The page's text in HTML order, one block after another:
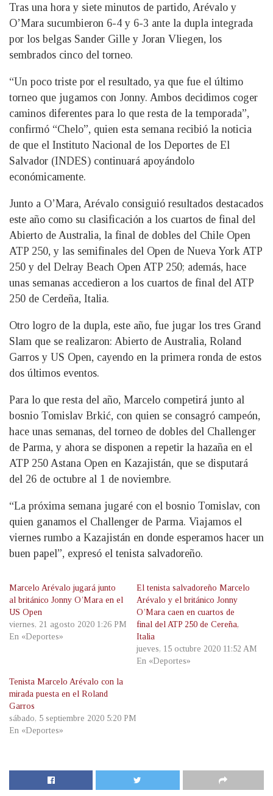
Tras una hora y siete minutos de partido, Arévalo y
O’Mara sucumbieron 6-4 y 6-3 ante la dupla integrada
por los belgas Sander Gille y Joran Vliegen, los
sembrados cinco del torneo.
“Un poco triste por el resultado, ya que fue el último
torneo que jugamos con Jonny. Ambos decidimos coger
caminos diferentes para lo que resta de la temporada”,
confirmó “Chelo”, quien esta semana recibió la noticia
de que el Instituto Nacional de los Deportes de El
Salvador (INDES) continuará apoyándolo
económicamente.
Junto a O’Mara, Arévalo consiguió resultados destacados
este año como su clasificación a los cuartos de final del
Abierto de Australia, la final de dobles del Chile Open
ATP 250, y las semifinales del Open de Nueva York ATP
250 y del Delray Beach Open ATP 250; además, hace
unas semanas accedieron a los cuartos de final del ATP
250 de Cerdeña, Italia.
Otro logro de la dupla, este año, fue jugar los tres Grand
Slam que se realizaron: Abierto de Australia, Roland
Garros y US Open, cayendo en la primera ronda de estos
dos últimos eventos.
Para lo que resta del año, Marcelo competirá junto al
bosnio Tomislav Brkić, con quien se consagró campeón,
hace unas semanas, del torneo de dobles del Challenger
de Parma, y ahora se disponen a repetir la hazaña en el
ATP 250 Astana Open en Kazajistán, que se disputará
del 26 de octubre al 1 de noviembre.
“La próxima semana jugaré con el bosnio Tomislav, con
quien ganamos el Challenger de Parma. Viajamos el
viernes rumbo a Kazajistán en donde esperamos hacer un
buen papel”, expresó el tenista salvadoreño.
Marcelo Arévalo jugará junto
al británico Jonny O’Mara en el
US Open
viernes, 21 agosto 2020 1:26 PM
En «Deportes»
El tenista salvadoreño Marcelo
Arévalo y el británico Jonny
O’Mara caen en cuartos de
final del ATP 250 de Cereña,
Italia
jueves, 15 octubre 2020 11:52 AM
En «Deportes»
Tenista Marcelo Arévalo con la
mirada puesta en el Roland
Garros
sábado, 5 septiembre 2020 5:20 PM
En «Deportes»